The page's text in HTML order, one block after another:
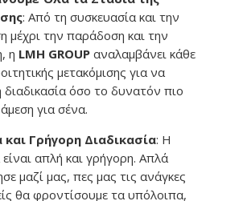
: Από τη συσκευασία και την
μέχρι την παράδοση και την
η LMH GROUP αναλαμβάνει κάθε
μετακόμισης για να
διαδικασία όσο το δυνατόν πιο
για σένα.
Γρήγορη Διαδικασία: Η
είναι απλή και γρήγορη. Απλά
μαζί μας, πες μας τις ανάγκες
θα φροντίσουμε τα υπόλοιπα,